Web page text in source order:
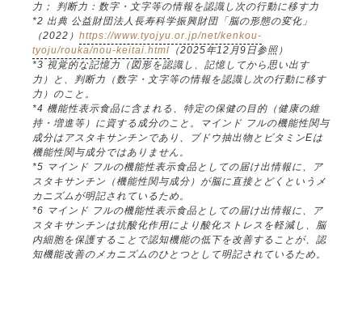
力； 判断力：数字・文字等の情報を認識し次の行動に移す力
*2 出典 公益財団法人長寿科学振興財団「脳の形態の変化」
（2022） https://www.tyojyu.or.jp/net/kenkou-
tyoju/rouka/nou-keitai.html （2025年12月9日参照）
*3 視覚的な記憶力（図形を認識し、記憶してから思い出す
力）と、判断力（数字・文字等の情報を認識し次の行動に移す
力）のこと。
*4 機能性表示食品に含まれる、特定の保健の目的（健康の維
持・増進等）に資する成分のこと。マインド フルの機能性関与
成分はアスタキサンチンであり、ブドウ抽出物とビタミンEは
機能性関与成分ではありません。
*5 マインド フルの機能性表示食品としての届け出情報に、ア
スタキサンチン（機能性関与成分）が脳に直接とどくというメ
カニズムが明記されているため。
*6 マインド フルの機能性表示食品としての届け出情報に、ア
スタキサンチンは抗酸化作用により酸化ストレスを軽減し、脳
内細胞を保護することで認知機能の低下を改善することが、認
知機能改善のメカニズムのひとつとして明記されているため。